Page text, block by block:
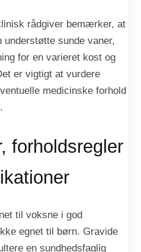
rådgiver bemærker, at
sunde vaner,
for en varieret kost og
er vigtigt at vurdere
medicinske forhold
forholdsregler
til voksne i god
egnet til børn. Gravide
en sundhedsfaglig